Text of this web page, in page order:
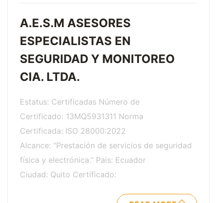
A.E.S.M ASESORES
ESPECIALISTAS EN
SEGURIDAD Y MONITOREO
CIA. LTDA.
Estatus: Certificadas Número de
Certificado: 13MQ5931311 Norma
Certificada: ISO 28000:2022
Alcance: “Prestación de servicios de seguridad
física y electrónica.” Pais: Ecuador
Ciudad: Quito Certificado: